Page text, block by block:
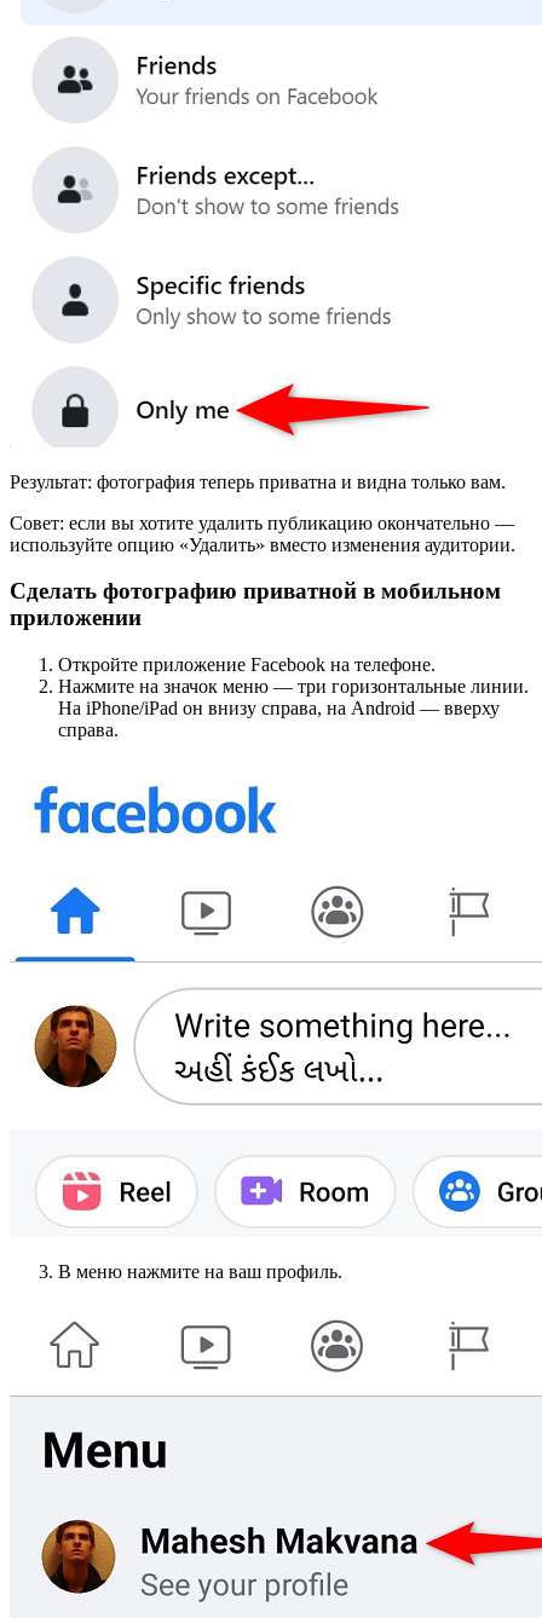
Результат: фотография теперь приватна и видна только вам.
Совет: если вы хотите удалить публикацию окончательно —
используйте опцию «Удалить» вместо изменения аудитории.
Сделать фотографию приватной в мобильном
приложении
Откройте приложение Facebook на телефоне.
Нажмите на значок меню — три горизонтальные линии.
На iPhone/iPad он внизу справа, на Android — вверху
справа.
В меню нажмите на ваш профиль.